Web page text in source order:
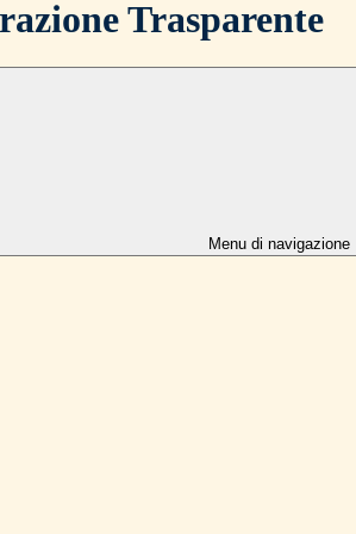
Trasparente
Menu di navigazione